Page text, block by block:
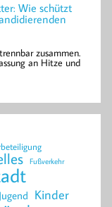
Wie schützt
zusammen.
an Hitze und
Fußverkehr
Jugend Kinder